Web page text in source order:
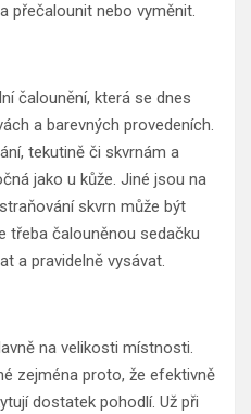
přečalounit nebo vyměnit.
čalounění, která se dnes
a barevných provedeních.
tekutině či skvrnám a
jako u kůže. Jiné jsou na
skvrn může být
třeba čalouněnou sedačku
a pravidelně vysávat.
na velikosti místnosti.
zejména proto, že efektivně
dostatek pohodlí. Už při